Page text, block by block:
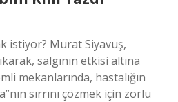
istiyor? Murat Siyavuş,
salgının etkisi altına
mekanlarında, hastalığın
sırrını çözmek için zorlu